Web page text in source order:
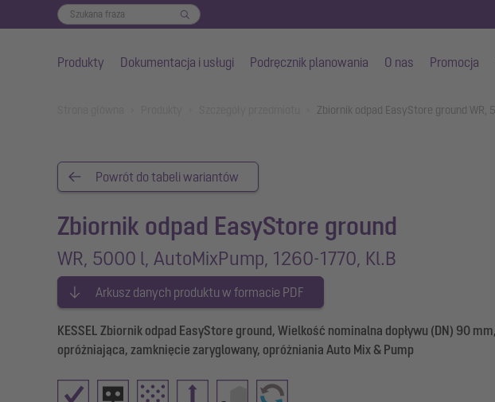
Produkty Dokumentacja i usługi Podręcznik planowania O nas Promocja
Zbiornik odpad EasyStore ground WR,
Powrót do tabeli wariantów
Zbiornik odpad EasyStore ground
WR, 5000 l, AutoMixPump, 1260-1770, Kl.B
Arkusz danych produktu w formacie PDF
KESSEL Zbiornik odpad EasyStore ground, Wielkość nominalna dopływu (DN) 90
opróżniająca, zamknięcie zaryglowany, opróżniania Auto Mix & Pump